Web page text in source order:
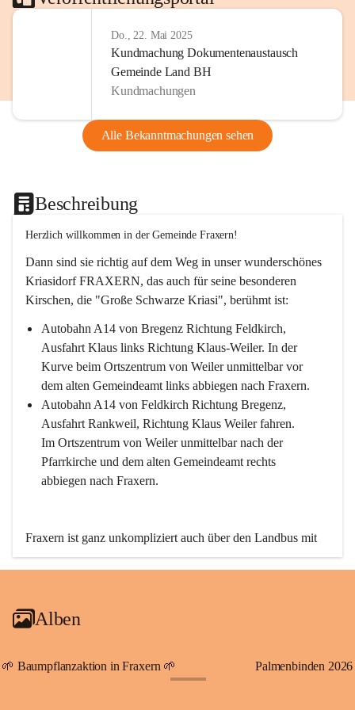
Do., 22. Mai 2025
Kundmachung Dokumentenaustausch
Gemeinde Land BH
Kundmachungen
Alle Bekanntmachungen sehen
Beschreibung
Herzlich willkommen in der Gemeinde Fraxern!
Dann sind sie richtig auf dem Weg in unser wunderschönes
Kriasidorf FRAXERN, das auch für seine besonderen
Kirschen, die "Große Schwarze Kriasi", berühmt ist:
Autobahn A14 von Bregenz Richtung Feldkirch,
Ausfahrt Klaus links Richtung Klaus-Weiler. In der
Kurve beim Ortszentrum von Weiler unmittelbar vor
dem alten Gemeindeamt links abbiegen nach Fraxern.
Autobahn A14 von Feldkirch Richtung Bregenz,
Ausfahrt Rankweil, Richtung Klaus Weiler fahren.
Im Ortszentrum von Weiler unmittelbar nach der
Pfarrkirche und dem alten Gemeindeamt rechts
abbiegen nach Fraxern.
Fraxern ist ganz unkompliziert auch über den Landbus mit
den öffentlichen Verkehrsmitteln zu erreichen. Die Linie
An Samstagen, Sonn- und Feiertagen können Sie bequem
persönlichen Linienbus zur gewünschten Zeit zu Ihrer
Haltestelle bestellen. Sowohl von Weiler kommend nach
Alben
🌱 Baumpflanzaktion in Fraxern 🌱 Palmenbinden 2026